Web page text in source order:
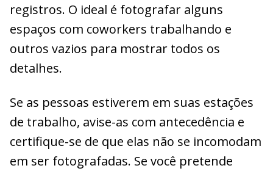
registros. O ideal é fotografar alguns
espaços com coworkers trabalhando e
outros vazios para mostrar todos os
detalhes.
Se as pessoas estiverem em suas estações
de trabalho, avise-as com antecedência e
certifique-se de que elas não se incomodam
em ser fotografadas. Se você pretende